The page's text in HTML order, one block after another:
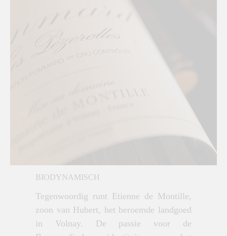
BIODYNAMISCH
Tegenwoordig runt Etienne de Montille,
zoon van Hubert, het beroemde landgoed
in Volnay. De passie voor de